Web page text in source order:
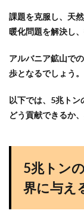
課題を克服し、天
暖化問題を解決し
アルバニア鉱山で
歩となるでしょう。
以下では、5兆トン
どう貢献できるか
5兆トン
界に与え